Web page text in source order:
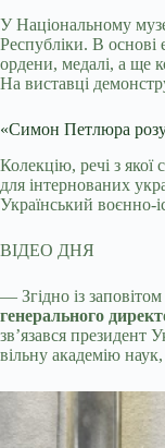
У Національному
Республіки. В основі
ордени, медалі, а ще
На виставці
«Симон Петлюра
Колекцію, речі з
для інтернованих
Український воєнно-
ВІДЕО ДНЯ
— Згідно із
генерального
зв’язався президент
вільну академію